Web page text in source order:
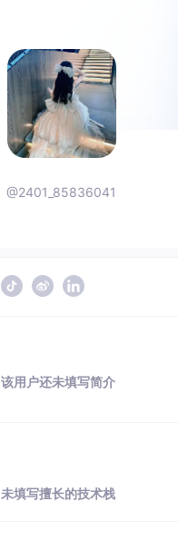
@2401_85836041
该用户还未填写简介
未填写擅长的技术栈